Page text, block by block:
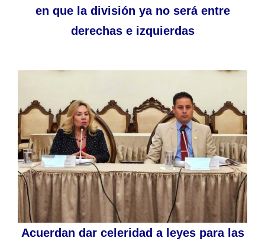
en que la división ya no será entre
derechas e izquierdas
Acuerdan dar celeridad a leyes para las